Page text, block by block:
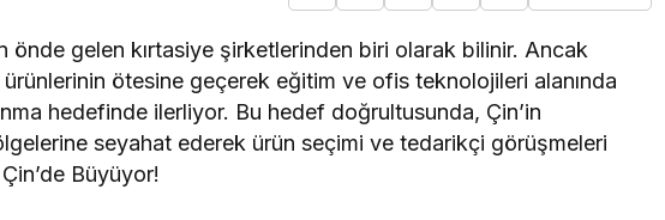
önde gelen kırtasiye şirketlerinden biri olarak bilinir. Ancak
ötesine geçerek eğitim ve ofis teknolojileri alanında
hedefinde ilerliyor. Bu hedef doğrultusunda, Çin’in
seyahat ederek ürün seçimi ve tedarikçi görüşmeleri
Büyüyor!